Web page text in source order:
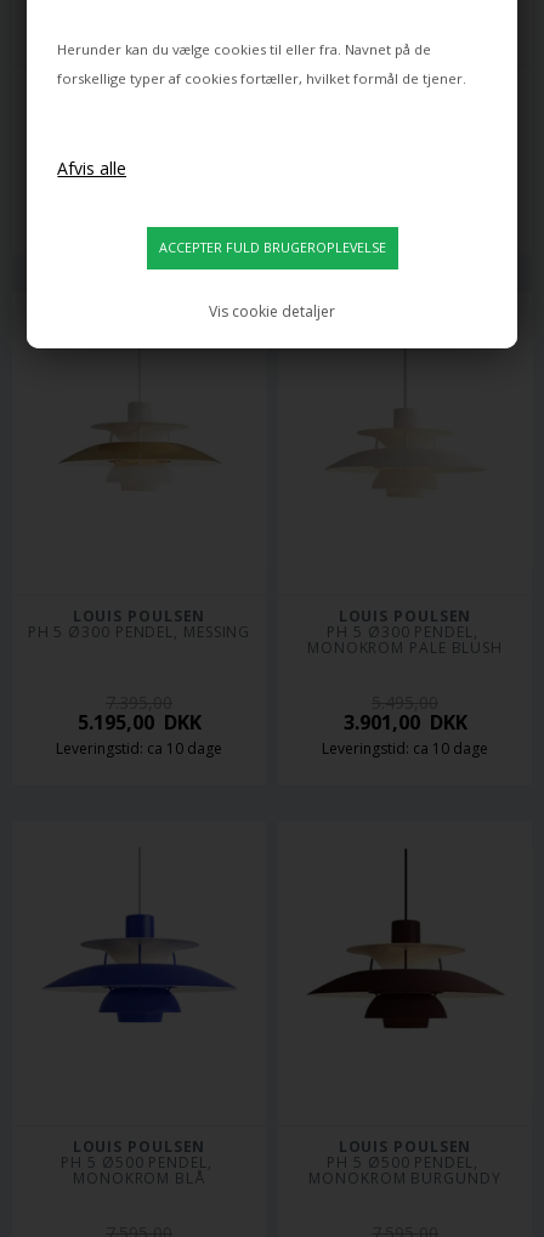
Herunder kan du vælge cookies til eller fra. Navnet på de
forskellige typer af cookies fortæller, hvilket formål de tjener.
Vis cookie detaljer
LOUIS POULSEN
7.595,00
LOUIS POULSEN
LOUIS POULSEN
PH 5 Ø300 PENDEL, MESSING
5.195,00DKK
Leveringstid: ca 10 dage
LOUIS POULSEN
PH 5 Ø300 PENDEL,
MONOKROM PALE BLUSH
3.901,00DKK
Leveringstid: ca 10 dage
LOUIS POULSEN
PH 5 Ø500 PENDEL,
MONOKROM BLÅ
LOUIS POULSEN
PH 5 Ø500 PENDEL,
MONOKROM BURGUNDY